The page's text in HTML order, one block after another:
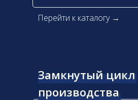
Замкнутый цикл
производства
Перейти к каталогу →